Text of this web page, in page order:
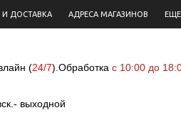
И ДОСТАВКА АДРЕСА МАГАЗИНОВ
(24/7) Обработка с 10:00 до
выходной